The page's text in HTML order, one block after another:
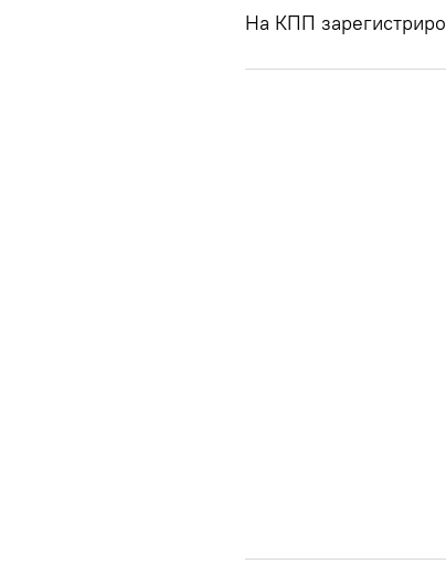
На КПП